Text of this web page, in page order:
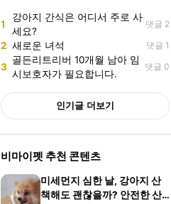
1
강아지 간식은 어디서 주로 사
세요?
댓글 2
2 새로운 녀석 댓글 1
3
골든리트리버 10개월 남아 임
시보호자가 필요합니다.
댓글 0
인기글 더보기
비마이펫 추천 콘텐츠
미세먼지 심한 날, 강아지 산
책해도 괜찮을까? 안전한 산